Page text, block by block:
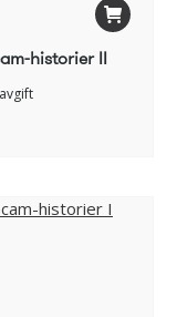
historier II